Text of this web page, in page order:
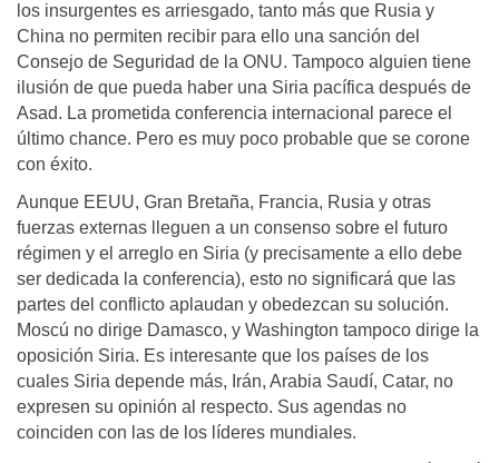
los insurgentes es arriesgado, tanto más que Rusia y
China no permiten recibir para ello una sanción del
Consejo de Seguridad de la ONU. Tampoco alguien tiene
ilusión de que pueda haber una Siria pacífica después de
Asad. La prometida conferencia internacional parece el
último chance. Pero es muy poco probable que se corone
con éxito.
Aunque EEUU, Gran Bretaña, Francia, Rusia y otras
fuerzas externas lleguen a un consenso sobre el futuro
régimen y el arreglo en Siria (y precisamente a ello debe
ser dedicada la conferencia), esto no significará que las
partes del conflicto aplaudan y obedezcan su solución.
Moscú no dirige Damasco, y Washington tampoco dirige la
oposición Siria. Es interesante que los países de los
cuales Siria depende más, Irán, Arabia Saudí, Catar, no
expresen su opinión al respecto. Sus agendas no
coinciden con las de los líderes mundiales.